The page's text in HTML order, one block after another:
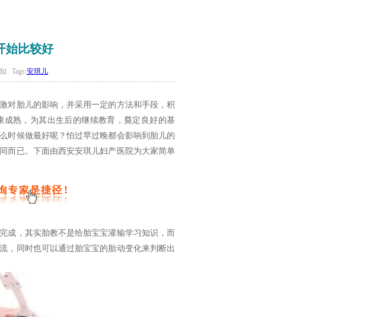
始比较好
Tags:安琪儿
胎儿的影响，并采用一定的方法和手段，积
熟，为其出生后的继续教育，奠定良好的基
时候做最好呢？怕过早过晚都会影响到胎儿的
而已。下面由西安安琪儿妇产医院为大家简单
，其实胎教不是给胎宝宝灌输学习知识，而
，同时也可以通过胎宝宝的胎动变化来判断出